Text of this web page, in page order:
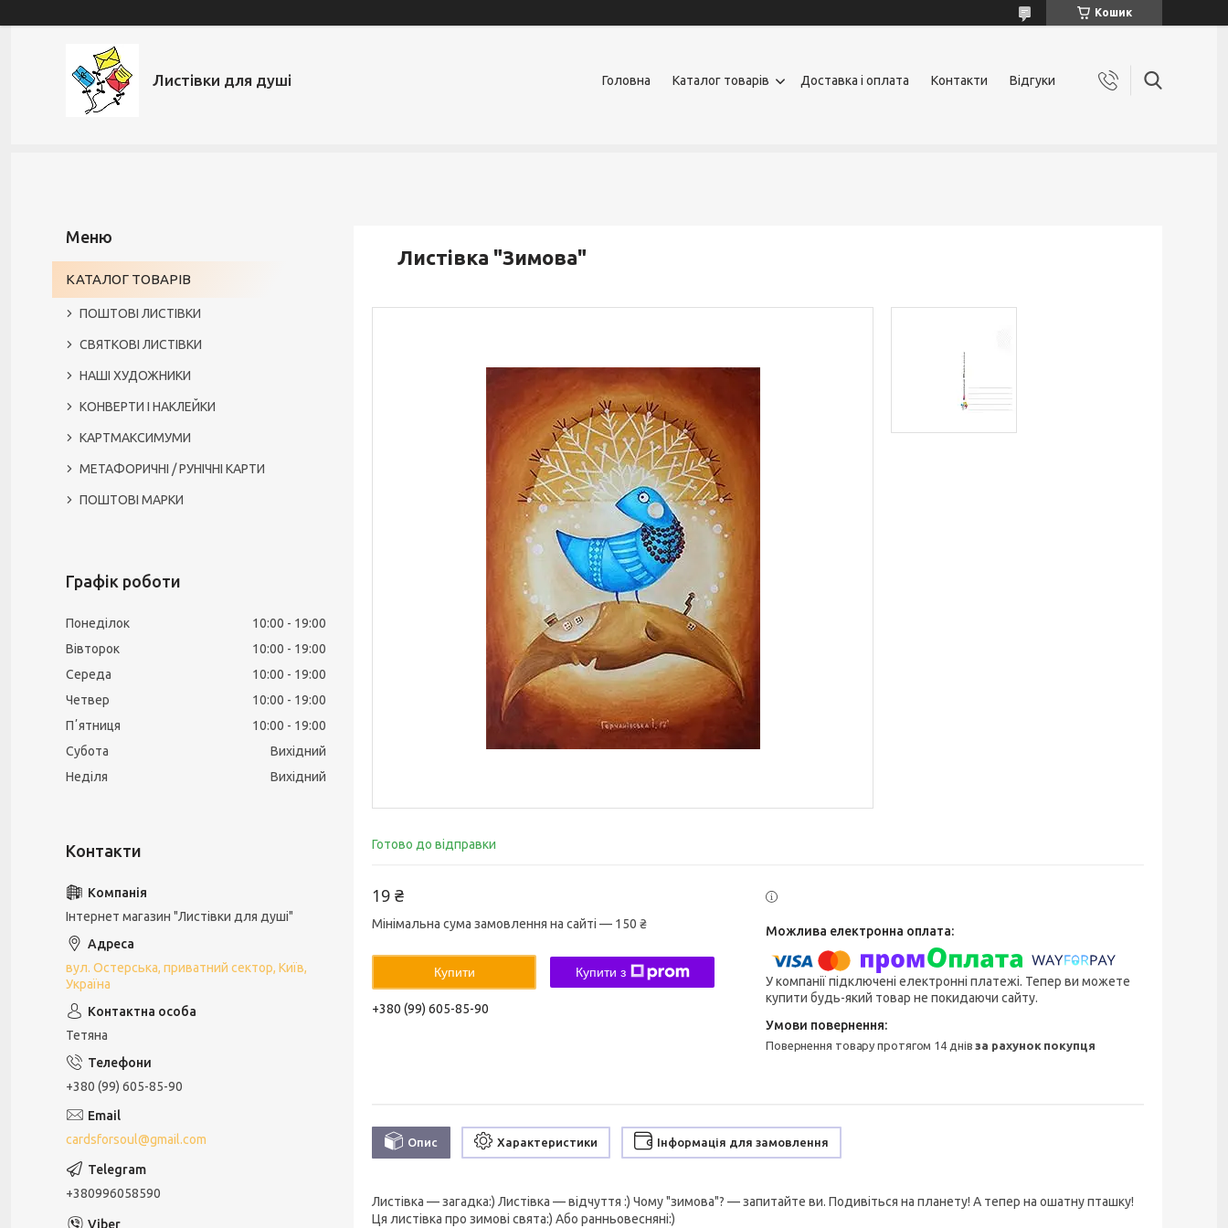
Кошик
Листівки для душі Головна Каталог товарів Доставка і оплата Контакти Відгуки
Листівка "Зимова"
Готово до відправки
19 ₴
Мінімальна сума замовлення на сайті — 150 ₴
Купити Купити з
+380 (99) 605-85-90
У компанії підключені електронні платежі. Тепер ви можете
купити будь-який товар не покидаючи сайту.
повернення товару протягом 14 днівза рахунок покупця
Опис Характеристики Інформація для замовлення
Листівка — загадка:) Листівка — відчуття :) Чому "зимова"? — запитайте ви. Подивіться на планету! А тепер на ошатну пташку!
Ця листівка про зимові свята:) Або ранньовесняні:)
КАТАЛОГ ТОВАРІВ
ПОШТОВІ ЛИСТІВКИ
СВЯТКОВІ ЛИСТІВКИ
НАШІ ХУДОЖНИКИ
КОНВЕРТИ І НАКЛЕЙКИ
КАРТМАКСИМУМИ
МЕТАФОРИЧНІ / РУНІЧНІ КАРТИ
ПОШТОВІ МАРКИ
Графік роботи
Понеділок 10:00
19:00
Вівторок
10:00
19:00
Середа
10:00
19:00
Четвер
10:00
19:00
Пʼятниця
10:00
19:00
Субота
Вихідний
Неділя
Вихідний
Інтернет магазин "Листівки для душі"
вул. Остерська, приватний сектор, Київ,
Україна
Тетяна
+380 (99) 605-85-90
cardsforsoul@gmail.com
+380996058590